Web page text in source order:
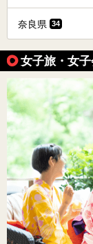
奈良県 34
女子旅・女